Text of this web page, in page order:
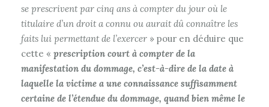
se prescrivent par cinq ans à compter du jour où le
titulaire d’un droit a connu ou aurait dû connaître les
faits lui permettant de l’exercer » pour en déduire que
cette « prescription court à compter de la
manifestation du dommage, c’est-à-dire de la date à
laquelle la victime a une connaissance suffisamment
certaine de l’étendue du dommage, quand bien même le